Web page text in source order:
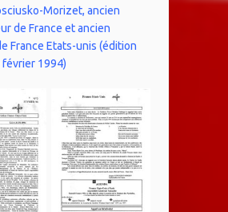
Morizet, ancien
de France et ancien
France Etats-unis (édition
1994)